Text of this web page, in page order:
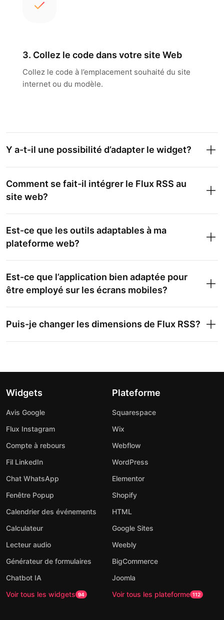
3. Collez le code dans votre site Web
Collez le code à l’emplacement souhaité du site
internet ou du modèle.
Y a-t-il une possibilité d’adapter le widget?
Comment se fait-il intégrer le Flux RSS au
site web?
Est-ce que les outils adaptables à ma
plateforme web?
Est-ce que l’application bien adaptée pour
être employé sur les écrans mobiles?
Puis-je changer les dimensions de Flux RSS?
Widgets
Avis Google
Flux Instagram
Compte à rebours
Fil LinkedIn
Chat WhatsApp
Fenêtre Popup
Calendrier des événements
Calculateur
Lecteur audio
Générateur de formulaires
Chatbot IA
Voir tous les widgets 94
Plateforme
Squarespace
Wix
Webflow
WordPress
Elementor
Shopify
HTML
Google Sites
Weebly
BigCommerce
Joomla
Voir tous les plateforme 112